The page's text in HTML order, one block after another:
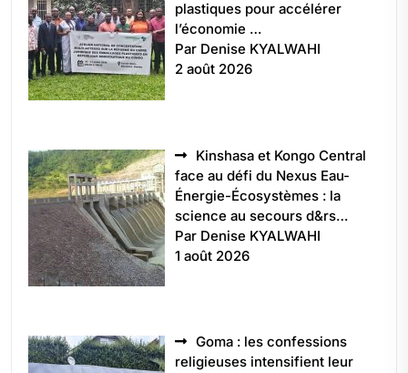
plastiques pour accélérer
l’économie …
Par Denise KYALWAHI
2 août 2026
Kinshasa et Kongo Central
face au défi du Nexus Eau-
Énergie-Écosystèmes : la
science au secours d&rs…
Par Denise KYALWAHI
1 août 2026
Goma : les confessions
religieuses intensifient leur